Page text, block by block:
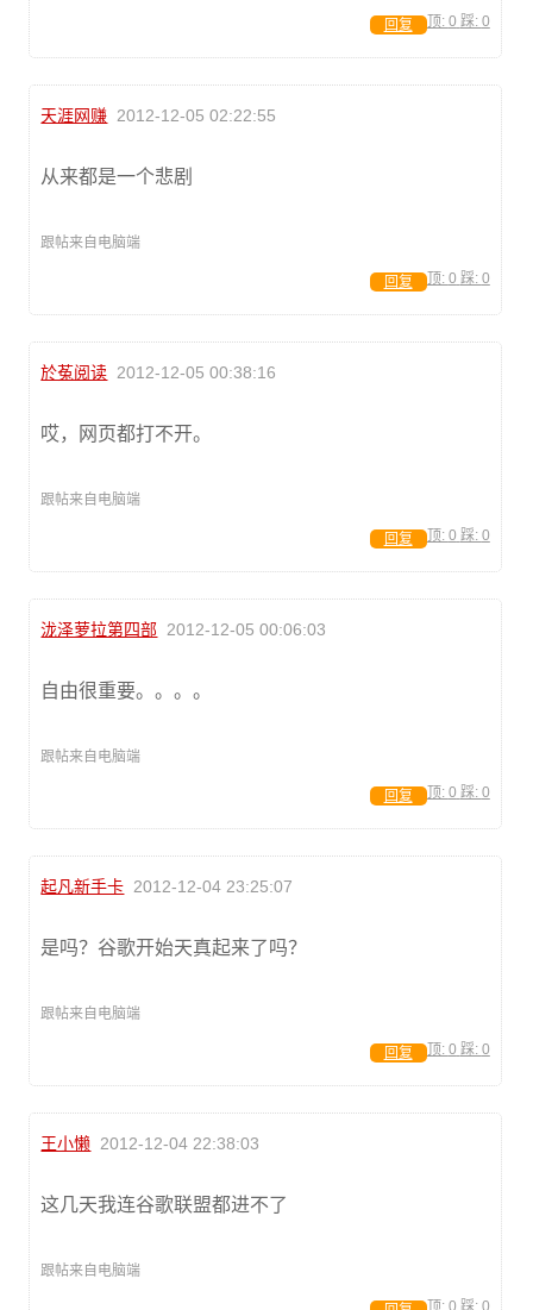
顶: 0 踩: 0
回复
天涯网赚 2012-12-05 02:22:55
从来都是一个悲剧
跟帖来自电脑端
顶: 0 踩: 0
回复
於菟阅读 2012-12-05 00:38:16
哎，网页都打不开。
跟帖来自电脑端
顶: 0 踩: 0
回复
泷泽萝拉第四部 2012-12-05 00:06:03
自由很重要。。。。
跟帖来自电脑端
顶: 0 踩: 0
回复
起凡新手卡 2012-12-04 23:25:07
是吗？谷歌开始天真起来了吗？
跟帖来自电脑端
顶: 0 踩: 0
回复
王小懒 2012-12-04 22:38:03
这几天我连谷歌联盟都进不了
跟帖来自电脑端
顶: 0 踩: 0